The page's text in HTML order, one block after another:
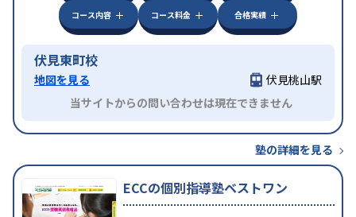
コース内容
コース料金 合格実績
伏見東町校
地図を見る
伏見桃山駅
当サイトからの問い合わせは現在できません
塾の詳細を見る
ECCの個別指導塾ベストワン